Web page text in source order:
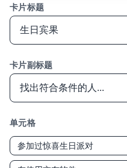
卡片标题
卡片副标题
单元格